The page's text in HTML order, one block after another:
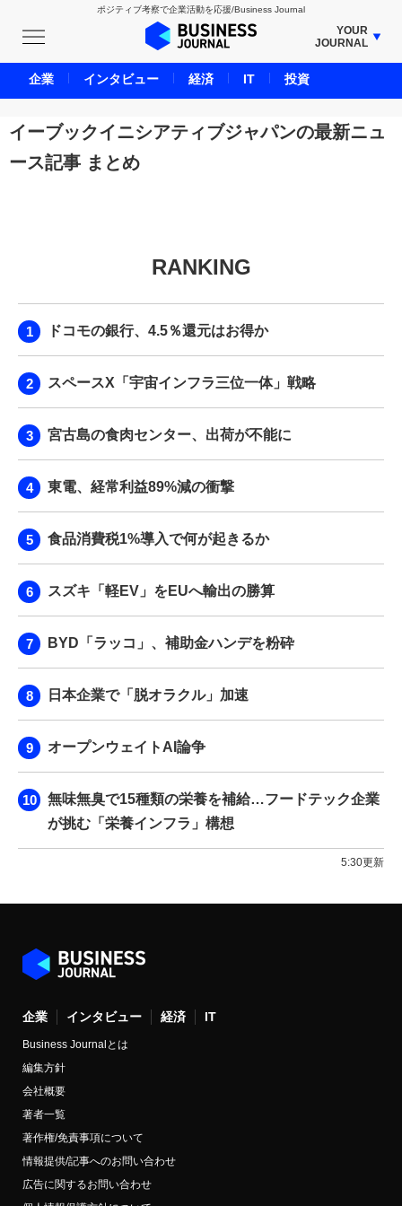
ポジティブ考察で企業活動を応援/Business Journal
YOUR
JOURNAL
BUSINESS JOURNAL
UNICORN JOURNAL
CARBON CREDITS JOURNAL
IVS JOURNAL
AI JOURNAL
BPaaS JOURNAL
イーブックイニシアティブジャパンの最新ニュ
ース記事 まとめ
RANKING
ドコモの銀行、4.5％還元はお得か
スペースX「宇宙インフラ三位一体」戦略
宮古島の食肉センター、出荷が不能に
東電、経常利益89%減の衝撃
食品消費税1%導入で何が起きるか
スズキ「軽EV」をEUへ輸出の勝算
BYD「ラッコ」、補助金ハンデを粉砕
日本企業で「脱オラクル」加速
オープンウェイトAI論争
無味無臭で15種類の栄養を補給…フードテック企業
が挑む「栄養インフラ」構想
5:30更新
企業 インタビュー 経済 IT
Business Journalとは
編集方針
会社概要
著者一覧
著作権/免責事項について
情報提供/記事へのお問い合わせ
広告に関するお問い合わせ
企業 インタビュー 経済 IT 投資